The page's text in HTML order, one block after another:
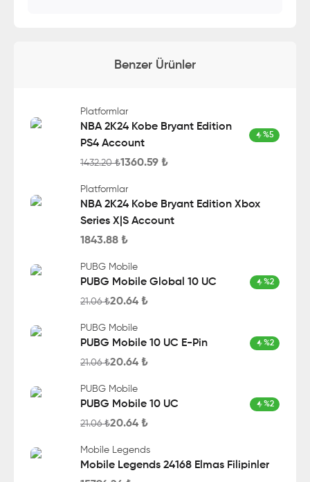
Benzer Ürünler
Platformlar
NBA 2K24 Kobe Bryant Edition
PS4 Account
%5
1432.20₺1360.59 ₺
Platformlar
NBA 2K24 Kobe Bryant Edition Xbox
Series X|S Account
1843.88 ₺
PUBG Mobile
PUBG Mobile Global 10 UC %2
21.06₺20.64 ₺
PUBG Mobile
PUBG Mobile 10 UC E-Pin %2
21.06₺20.64 ₺
PUBG Mobile
PUBG Mobile 10 UC %2
21.06₺20.64 ₺
Mobile Legends
Mobile Legends 24168 Elmas Filipinler